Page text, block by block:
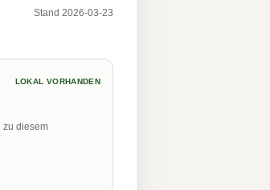
Stand 2026-03-23
LOKAL VORHANDEN
zu diesem